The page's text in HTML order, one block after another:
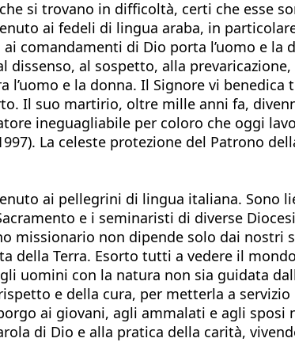
ai fedeli di lingua araba, ‎in
comandamenti di Dio porta l’uomo e
dissenso, al sospetto, alla
l’uomo e la donna. Il Signore ‎vi
Il suo martirio, oltre mille anni fa,
ineguagliabile per coloro che oggi
La celeste protezione del Patrono
ai pellegrini di lingua italiana. Sono
e i seminaristi di diverse
missionario non dipende solo dai
della Terra. Esorto tutti a vedere il
uomini con la natura non sia guidata
e della cura, per metterla a
ai giovani, agli ammalati e agli sposi
di Dio e alla pratica della carità,